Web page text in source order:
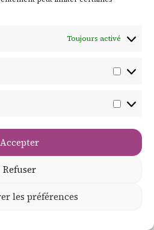
Toujours activé
Accepter
Refuser
les préférences
la
commercial
ne transforme
des 80/20
en vente
identifier et